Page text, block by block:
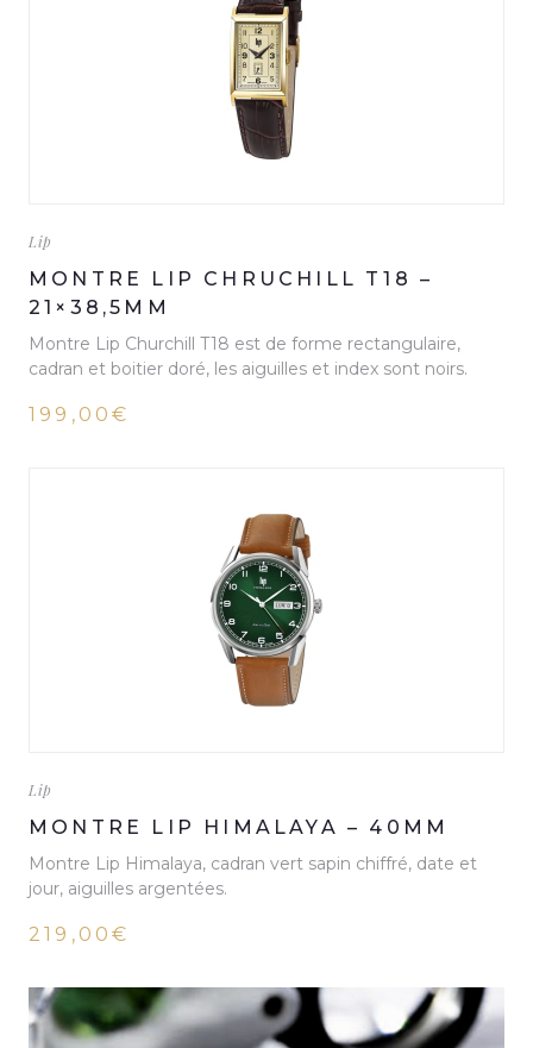
Lip
MONTRE LIP CHRUCHILL T18 –
21×38,5MM
Montre Lip Churchill T18 est de forme rectangulaire,
cadran et boitier doré, les aiguilles et index sont noirs.
199,00€
Lip
MONTRE LIP HIMALAYA – 40MM
Montre Lip Himalaya, cadran vert sapin chiffré, date et
jour, aiguilles argentées.
219,00€